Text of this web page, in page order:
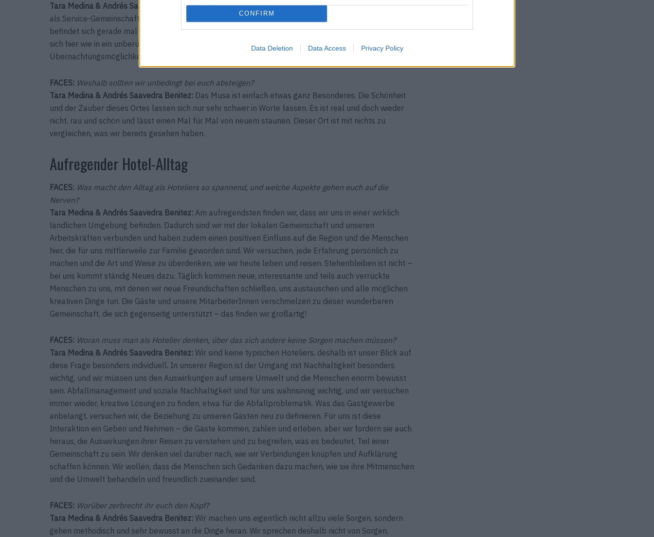
CONFIRM
Data Deletion Data Access Privacy Policy
Tara Medina & Andrés Saavedra Benitez:Wir sind mehr als ein Hotel, verstehen wir uns doch viel mehr
als Service-Gemeinschaft und als einen Raum für kreative Köpfe und innovative Gedanken. Das Musa
befindet sich gerade mal 35 Minuten südlich des internationalen Flughafens, und dennoch fühlt man
sich hier wie in ein unberührtes Paradies teleportiert. Wir wollen mehr schaffen als eine
Übernachtungs­möglichkeit – hier findest du alles, was du brauchst, um wirklich frei zu sein.
FACES: Weshalb sollten wir unbedingt bei euch absteigen?
Tara Medina & Andrés Saavedra Benitez: Das Musa ist einfach etwas ganz Besonderes. Die Schönheit
und der Zauber dieses Ortes lassen sich nur sehr schwer in Worte fassen. Es ist real und doch wieder
nicht, rau und schön und lässt einen Mal für Mal von neuem staunen. Dieser Ort ist mit nichts zu
vergleichen, was wir bereits gesehen haben.
Aufregender Hotel-Alltag
FACES: Was macht den Alltag als Hoteliers so spannend, und welche Aspekte gehen euch auf die
Nerven?
Tara Medina & Andrés Saavedra Benitez: Am aufregendsten finden wir, dass wir uns in einer wirklich
ländlichen Umgebung befinden. Dadurch sind wir mit der lokalen Gemeinschaft und unseren
Arbeitskräften verbunden und haben zudem einen ­positiven Einfluss auf die Region und die Menschen
hier, die für uns mittlerweile zur Familie geworden sind. Wir versuchen, jede Erfahrung persönlich zu
machen und die Art und Weise zu überdenken, wie wir heute leben und reisen. Stehenbleiben ist nicht –
bei uns kommt ständig Neues dazu. Täglich kommen neue, interessante und teils auch verrückte
Menschen zu uns, mit denen wir neue Freundschaften schließen, uns austauschen und alle möglichen
kreativen Dinge tun. Die Gäste und unsere MitarbeiterInnen verschmelzen zu dieser ­wunderbaren
Gemeinschaft, die sich gegenseitig unterstützt – das finden wir großartig!
FACES: Woran muss man als Hotelier denken, über das sich andere keine Sorgen machen müssen?
Tara Medina & Andrés Saavedra Benitez: Wir sind keine typischen Hoteliers, deshalb ist unser Blick auf
diese Frage besonders individuell. In unserer Region ist der Umgang mit Nachhaltigkeit besonders
wichtig, und wir müssen uns den Auswirkungen auf unsere Umwelt und die Menschen enorm bewusst
sein. Abfallmanagement und soziale Nachhaltigkeit sind für uns wahnsinnig wichtig, und wir versuchen
immer wieder, kreative Lösungen zu finden, etwa für die Abfallproblematik. Was das Gastgewerbe
anbelangt, versuchen wir, die Beziehung zu unseren Gästen neu zu definieren. Für uns ist diese
Interaktion ein Geben und Nehmen – die Gäste kommen, zahlen und erleben, aber wir fordern sie auch
heraus, die Auswirkungen ihrer Reisen zu verstehen und zu begreifen, was es bedeutet, Teil einer
Gemeinschaft zu sein. Wir denken viel darüber nach, wie wir Verbindungen ­knüpfen und Aufklärung
schaffen können. Wir wollen, dass die Menschen sich Gedanken dazu machen, wie sie ihre Mitmenschen
und die Umwelt behandeln und freundlich zueinander sind.
FACES: Worüber zerbrecht ihr euch den Kopf?
Tara Medina & Andrés Saavedra Benitez: Wir machen uns eigentlich nicht allzu viele Sorgen, sondern
gehen methodisch und sehr bewusst an die Dinge heran. Wir sprechen deshalb nicht von Sorgen,